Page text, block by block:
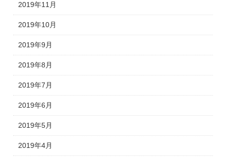
2019年11月
2019年10月
2019年9月
2019年8月
2019年7月
2019年6月
2019年5月
2019年4月